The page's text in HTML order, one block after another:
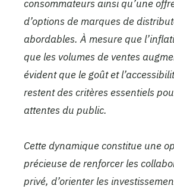
consommateurs ainsi qu’une
d’options de marques de
abordables. À mesure que
que les volumes de ventes
évident que le goût et
restent des critères essentiels
attentes du public.
Cette dynamique constitue une
précieuse de renforcer les
privé, d’orienter les